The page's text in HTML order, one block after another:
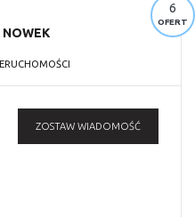
6
OFERT
NOWEK
ZOSTAW WIADOMOŚĆ